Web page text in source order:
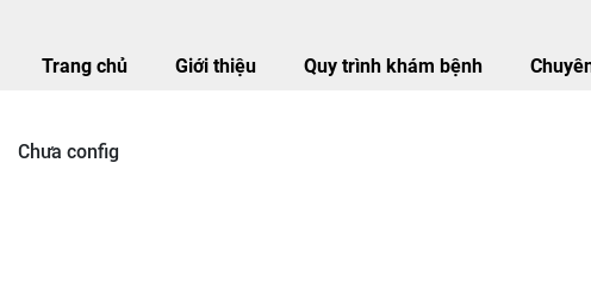
Trang chủ Giới thiệu Quy trình khám bệnh
Chưa config